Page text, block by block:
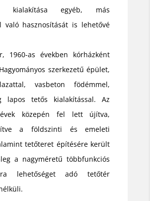
kialakítása egyéb, más
való hasznosítását is lehetővé
1960-as években kórházként
szerkezetű épület,
vasbeton födémmel,
lapos tetős kialakítással. Az
évek közepén fel lett újítva,
a földszinti és emeleti
tetőteret építésére került
a nagyméretű többfunkciós
lehetőséget adó tetőtér